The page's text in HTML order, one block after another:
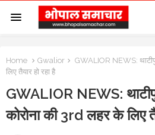
Home Gwalior
GWALIOR NEWS:
लिए तैयार हो रहा है
GWALIOR NEWS:
कोरोना की 3rd लहर के लिए